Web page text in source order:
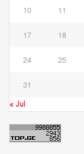
10 11
17 18
24 25
31
« Jul